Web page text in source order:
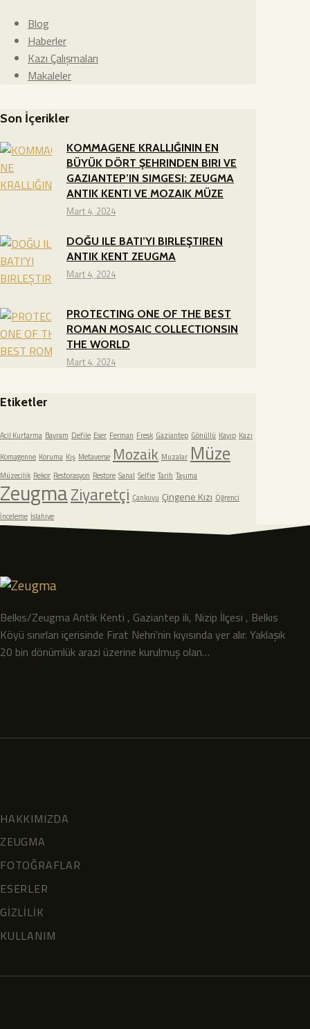
Blog
Haberler
Kazı Çalışmaları
Makaleler
Son İçerikler
KOMMAGENE KRALLIĞININ EN
BÜYÜK DÖRT ŞEHRINDEN BIRI VE
GAZIANTEP’IN SIMGESI: ZEUGMA
ANTIK KENTI VE MOZAIK MÜZE
Mart 4, 2024
DOĞU ILE BATI’YI BIRLEŞTIREN
ANTIK KENT ZEUGMA
Mart 4, 2024
PROTECTING ONE OF THE BEST
ROMAN MOSAIC COLLECTIONSIN
THE WORLD
Mart 4, 2024
Etiketler
Acil Kurtarma Bayram Defile Eser Ferman Fresk Gaziantep Gönüllü Kayıp Kazı
Komagenne Koruma Kış Metaverse Mozaik Muzalar Müze
Müzecilik Rekor Restorasyon Restore Sanal Selfie Tarih Taşıma
ZeugmaZiyaretçi Çankuyu Çingene Kızı Öğrenci
İnceleme İslahiye
Belkıs/Zeugma Antik Kenti , Gaziantep ili, Nizip İlçesi , Belkıs
Köyü sınırları içerisinde Fırat Nehri’nin kıyısında yer alır. Yaklaşık
20 bin dönümlük arazi üzerine kurulmuş olan…
HAKKIMIZDA
ZEUGMA
FOTOĞRAFLAR
ESERLER
GİZLİLİK
KULLANIM